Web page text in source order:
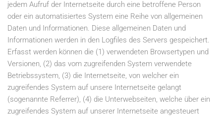
jedem Aufruf der Internetseite durch eine betroffene Person
oder ein automatisiertes System eine Reihe von allgemeinen
Daten und Informationen. Diese allgemeinen Daten und
Informationen werden in den Logfiles des Servers gespeichert.
Erfasst werden können die (1) verwendeten Browsertypen und
Versionen, (2) das vom zugreifenden System verwendete
Betriebssystem, (3) die Internetseite, von welcher ein
zugreifendes System auf unsere Internetseite gelangt
(sogenannte Referrer), (4) die Unterwebseiten, welche über ein
zugreifendes System auf unserer Internetseite angesteuert